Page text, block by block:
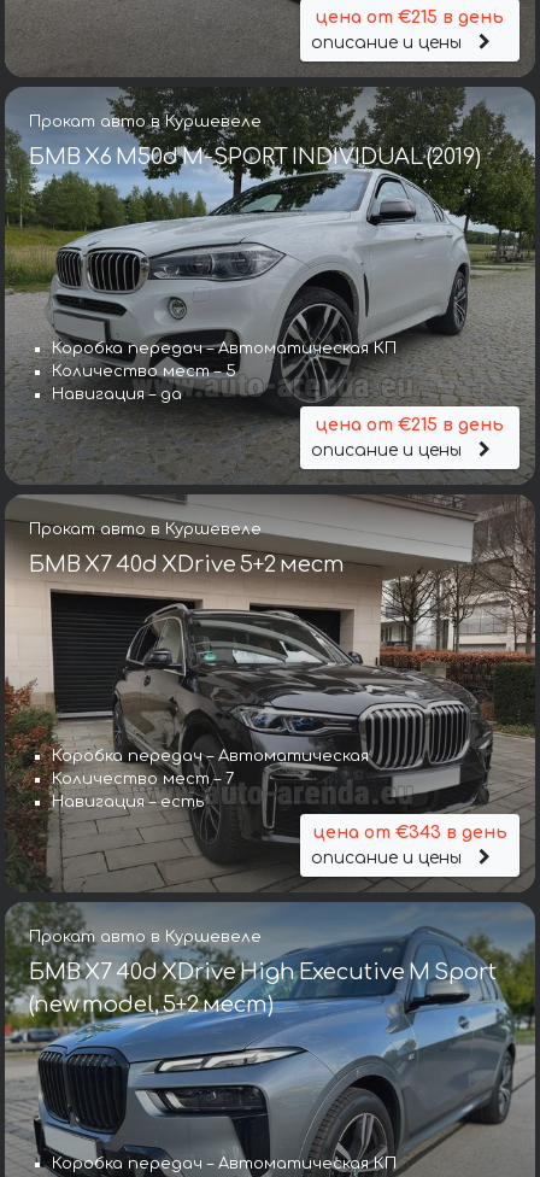
цена от €215 в день
описание и цены
Прокат авто в Куршевеле
БМВ X6 M50d M-SPORT INDIVIDUAL (2019)
Коробка передач – Автоматическая КП
Количество мест – 5
Навигация – да
цена от €215 в день
описание и цены
Прокат авто в Куршевеле
БМВ X7 40d XDrive 5+2 мест
Коробка передач – Автоматическая
Количество мест – 7
Навигация – есть
цена от €343 в день
описание и цены
Прокат авто в Куршевеле
БМВ X7 40d XDrive High Executive M Sport
(new model, 5+2 мест)
Коробка передач – Автоматическая КП